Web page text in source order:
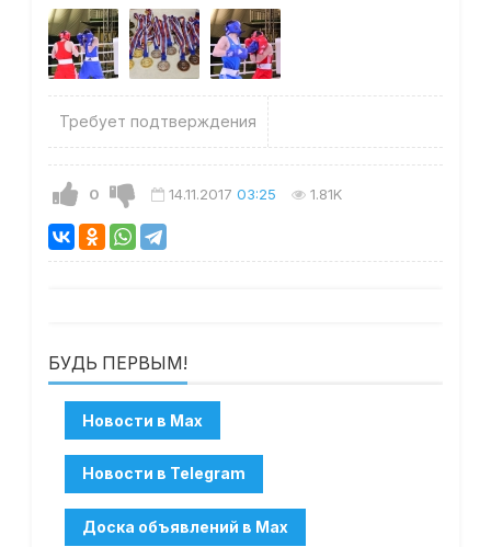
Требует подтверждения
0 14.11.2017 03:25 1.81K
БУДЬ ПЕРВЫМ!